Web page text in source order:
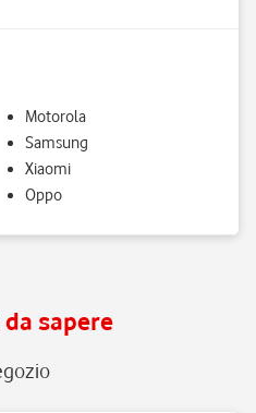
Motorola
Samsung
Xiaomi
Oppo
sapere